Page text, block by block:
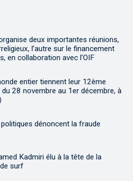
deux importantes réunions,
l’autre sur le financement
en collaboration avec l’OIF
entier tiennent leur 12ème
28 novembre au 1er décembre, à
dénoncent la fraude
Kadmiri élu à la tête de la
surf